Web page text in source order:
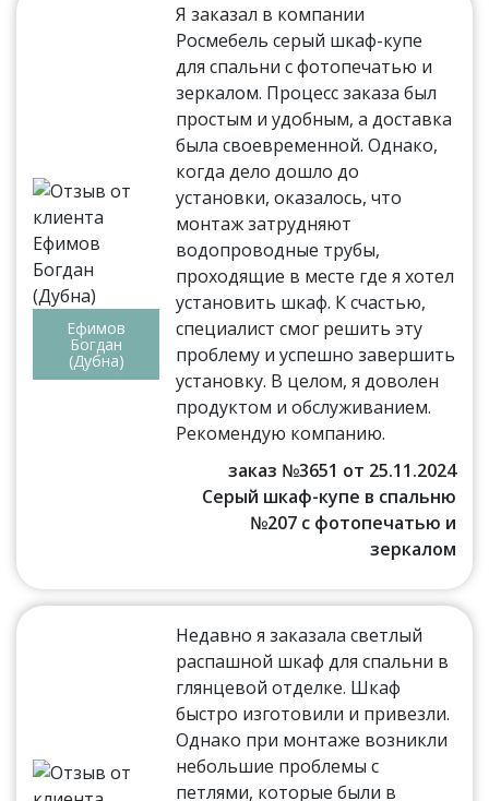
Ефимов
Богдан
(Дубна)
Я заказал в компании
Росмебель серый шкаф-купе
для спальни с фотопечатью и
зеркалом. Процесс заказа был
простым и удобным, а доставка
была своевременной. Однако,
когда дело дошло до
установки, оказалось, что
монтаж затрудняют
водопроводные трубы,
проходящие в месте где я хотел
установить шкаф. К счастью,
специалист смог решить эту
проблему и успешно завершить
установку. В целом, я доволен
продуктом и обслуживанием.
Рекомендую компанию.
заказ №3651 от 25.11.2024
Серый шкаф-купе в спальню
№207 с фотопечатью и
зеркалом
Недавно я заказала светлый
распашной шкаф для спальни в
глянцевой отделке. Шкаф
быстро изготовили и привезли.
Однако при монтаже возникли
небольшие проблемы с
петлями, которые были в